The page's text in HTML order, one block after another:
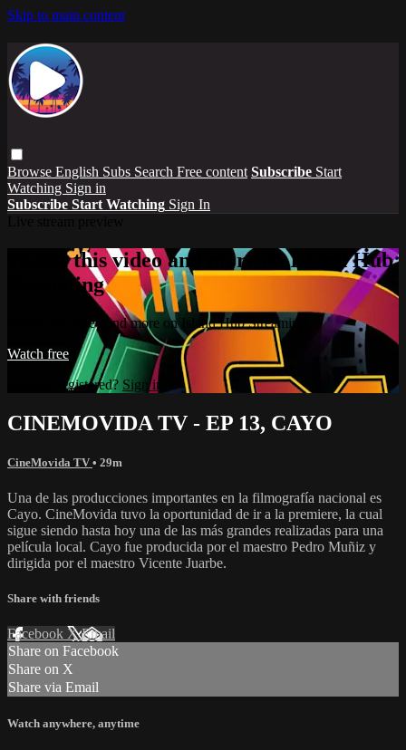
Skip to main content
Browse English Subs Search Free content Subscribe Start
Watching Sign in
Subscribe Start Watching Sign In
Watch this video and more on Island Hub
Streaming
Watch this video and more on Island Hub Streaming
Watch free
Already registered? Sign in
CINEMOVIDA TV - EP 13, CAYO
CineMovida TV • 29m
Una de las producciones importantes en la filmografía nacional es
Cayo. CineMovida tuvo la oportunidad de ir a la premiere, la cual
sigue siendo hasta hoy una de las más grandes realizadas para una
película local. Cayo fue producida por el maestro Pedro Muñiz y
dirigida por el maestro Vicente Juarbe.
Share with friends
Facebook XEmail
Share on Facebook
Share on X
Share via Email
Watch anywhere, anytime